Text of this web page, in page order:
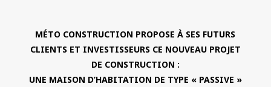
MÉTO CONSTRUCTION PROPOSE À SES FUTURS
CLIENTS ET INVESTISSEURS CE NOUVEAU PROJET
DE CONSTRUCTION :
UNE MAISON D’HABITATION DE TYPE « PASSIVE »